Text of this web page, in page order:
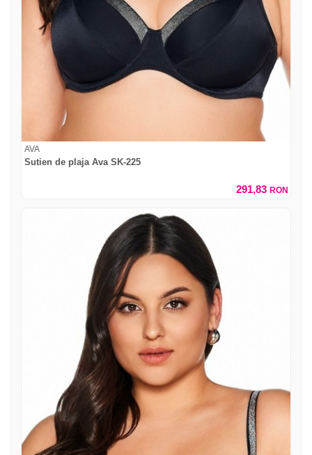
AVA
Sutien de plaja Ava SK-225
291,83 RON